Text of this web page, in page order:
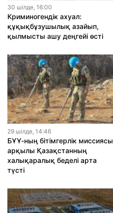
30 шiлде, 16:00
Криминогендік ахуал:
құқықбұзушылық азайып,
қылмысты ашу деңгейі өсті
29 шiлде, 14:46
БҰҰ-ның бітімгерлік миссиясы
арқылы Қазақстанның
халықаралық беделі арта
түсті